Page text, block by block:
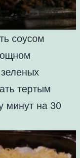
соусом
тертым
минут на 30